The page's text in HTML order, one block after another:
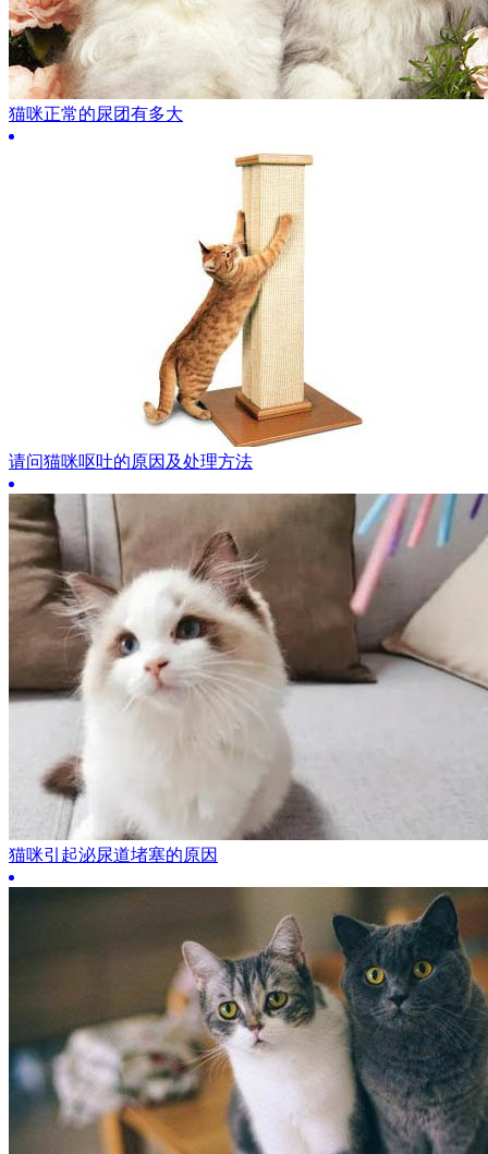
猫咪正常的尿团有多大
请问猫咪呕吐的原因及处理方法
猫咪引起泌尿道堵塞的原因